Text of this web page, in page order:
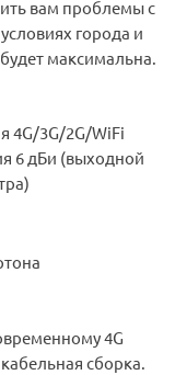
вам проблемы с
города и
максимальна.
4G/3G/2G/WiFi
6 дБи (выходной
4G
сборка.